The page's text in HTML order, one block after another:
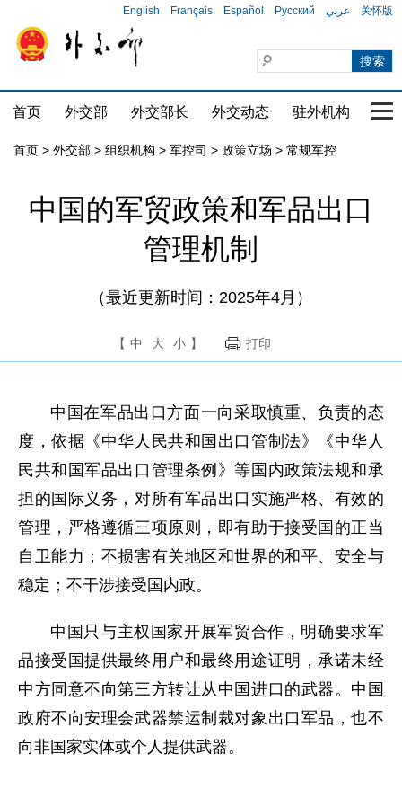
English Français Español Русский عربي 关怀版
首页 外交部 外交部长 外交动态 驻外机构 国
首页 > 外交部 > 组织机构 > 军控司 > 政策立场 > 常规军控
中国的军贸政策和军品出口
管理机制
（最近更新时间：2025年4月）
【 中 大 小 】 打印
中国在军品出口方面一向采取慎重、负责的态
度，依据《中华人民共和国出口管制法》《中华人
民共和国军品出口管理条例》等国内政策法规和承
担的国际义务，对所有军品出口实施严格、有效的
管理，严格遵循三项原则，即有助于接受国的正当
自卫能力；不损害有关地区和世界的和平、安全与
稳定；不干涉接受国内政。
中国只与主权国家开展军贸合作，明确要求军
品接受国提供最终用户和最终用途证明，承诺未经
中方同意不向第三方转让从中国进口的武器。中国
政府不向安理会武器禁运制裁对象出口军品，也不
向非国家实体或个人提供武器。